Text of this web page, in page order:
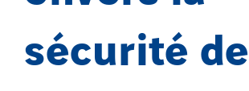
sécurité de